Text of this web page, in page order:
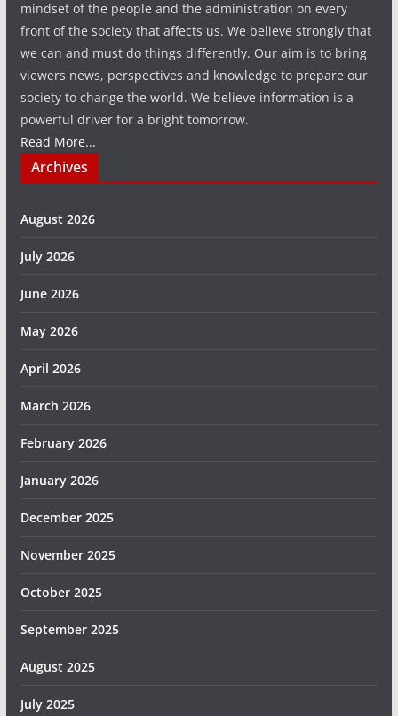
mindset of the people and the administration on every
front of the society that affects us. We believe strongly that
we can and must do things differently. Our aim is to bring
viewers news, perspectives and knowledge to prepare our
society to change the world. We believe information is a
powerful driver for a bright tomorrow.
Read More...
Archives
August 2026
July 2026
June 2026
May 2026
April 2026
March 2026
February 2026
January 2026
December 2025
November 2025
October 2025
September 2025
August 2025
July 2025